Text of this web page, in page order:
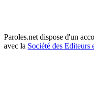
Paroles.net dispose d'un
avec la Société des Editeurs